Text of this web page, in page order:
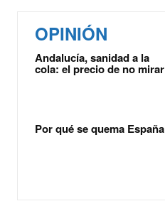
OPINIÓN
Andalucía, sanidad a la
cola: el precio de no mirar
Por qué se quema España